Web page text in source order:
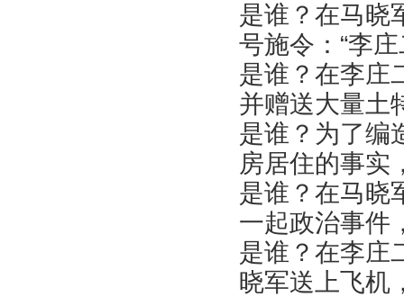
是谁？在马晓
号施令：“李
是谁？在李庄
并赠送大量土
是谁？为了编
房居住的事实
是谁？在马晓
一起政治事件
是谁？在李庄
晓军送上飞机